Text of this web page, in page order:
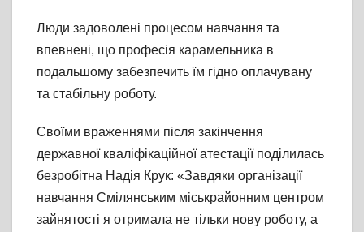
Люди задоволені процесом навчання та
впевнені, що професія карамельника в
подальшому забезпечить їм гідно оплачувану
та стабільну роботу.
Своїми враженнями після закінчення
державної кваліфікаційної атестації поділилась
безробітна Надія Крук: «Завдяки організації
навчання Смілянським міськрайонним центром
зайнятості я отримала не тільки нову роботу, а